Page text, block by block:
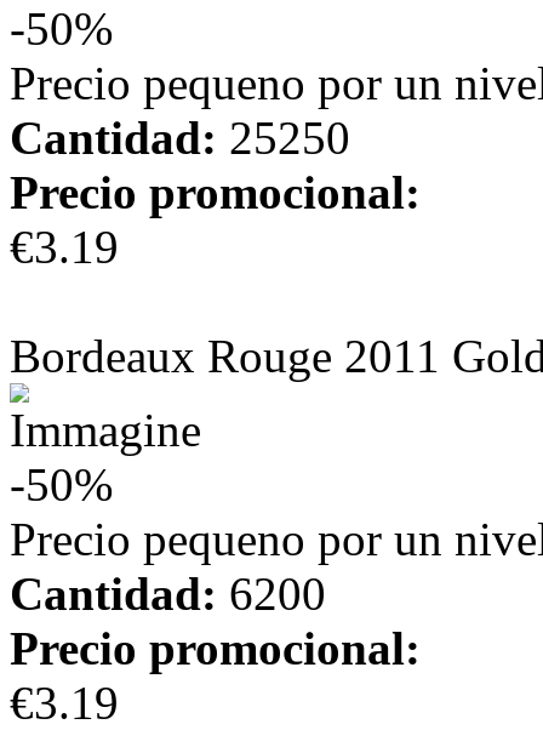
-50%
Precio pequeno por un
Cantidad: 25250
Precio promocional:
€3.19
Bordeaux Rouge 2011
-50%
Precio pequeno por un
Cantidad: 6200
Precio promocional:
€3.19